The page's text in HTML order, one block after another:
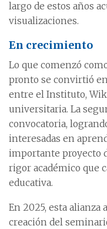
largo de estos años
visualizaciones.
En crecimiento
Lo que comenzó
pronto se convirtió
entre el Instituto,
universitaria. La
convocatoria,
interesadas en
importante proyecto
rigor académico que
educativa.
En 2025, esta alianza
creación del